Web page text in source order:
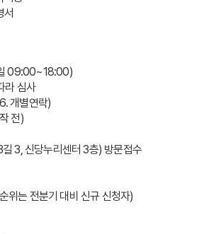
서
09:00~18:00)
라 심사
개별연락)
전)
3, 신당누리센터 3층) 방문접수
위는 전분기 대비 신규 신청자)